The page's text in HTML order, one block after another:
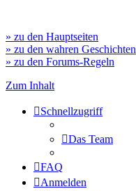
» zu den Hauptseiten
» zu den wahren Geschichten
» zu den Forums-Regeln
Zum Inhalt
Schnellzugriff
Das Team
FAQ
Anmelden